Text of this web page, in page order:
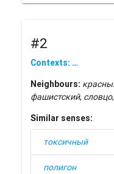
#2
Contexts: …
Neighbours:
фашистский, словцо,
Similar senses:
токсичный
полигон